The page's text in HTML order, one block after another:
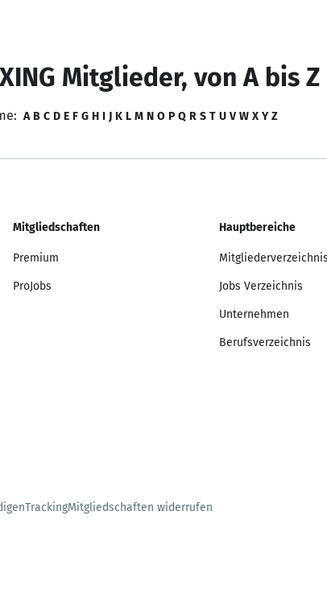
Mitglieder, von A bis Z
A B C D E F G H I J K L M N O P Q R S T U V W X Y Z
Mitgliedschaften
Premium
ProJobs
Hauptbereiche
Mitgliederverzeichnis
Jobs Verzeichnis
Unternehmen
Berufsverzeichnis
TrackingMitgliedschaften widerrufen